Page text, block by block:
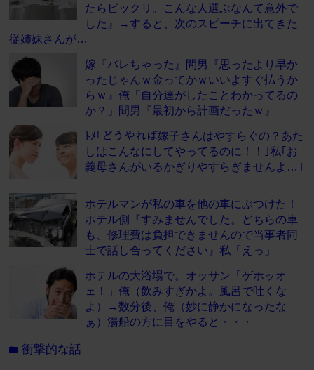
たらビックリ。こんな人選ぶなんて意外で
した』→すると、次のスピーチに出てきた
従姉妹さんが…
嫁『バレちゃった』間男『思ったより早か
ったじゃんｗ金ってかｗいいよすぐ払うか
らｗ』俺「自分達がしたことわかってるの
か？」間男『最初から計画だったｗ』
ﾄﾒ｢どうやれば嫁子さんはやすらぐの？あた
しはこんなにしてやってるのに！！｣私｢お
義母さんがいるかぎりやすらぎませんよ…｣
ホテルマンが私の車を他の車にぶつけた！
ホテル側『すみませんでした。どちらの車
も、修理費は負担できませんので当事者同
士で話し合ってください』私「えっ」
ホテルの大浴場で。オッサン「ゲホッオ
ェ！」俺（飲みすぎかよ。風呂で吐くな
よ）→数分後、俺（妙に静かになったな
ぁ）湯船の方に目をやると・・・
folder衝撃的な話